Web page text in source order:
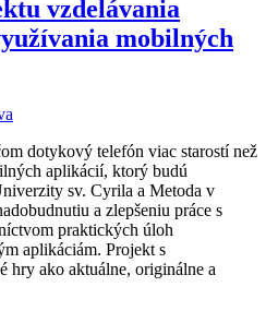
vzdelávania
mobilných
dotykový telefón viac starostí než
aplikácií, ktorý budú
sv. Cyrila a Metoda v
a zlepšeniu práce s
praktických úloh
aplikáciám. Projekt s
hry ako aktuálne, originálne a